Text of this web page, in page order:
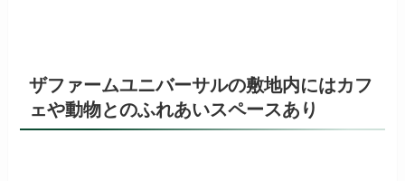
ザファームユニバーサルの敷地内にはカフ
ェや動物とのふれあいスペースあり